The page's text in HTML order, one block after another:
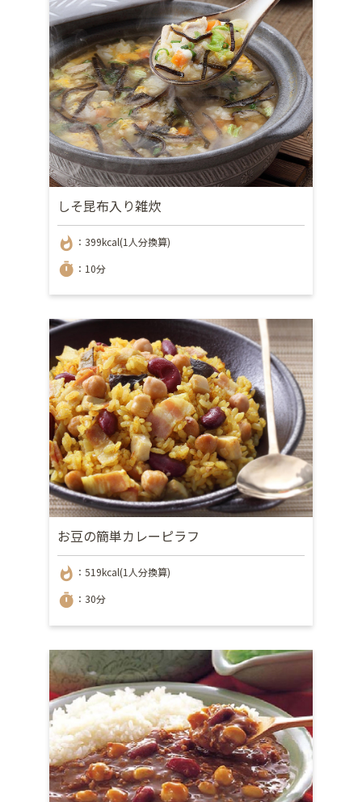
しそ昆布入り雑炊
whatshot ：399kcal(1人分換算)
timer ：10分
お豆の簡単カレーピラフ
whatshot ：519kcal(1人分換算)
timer ：30分